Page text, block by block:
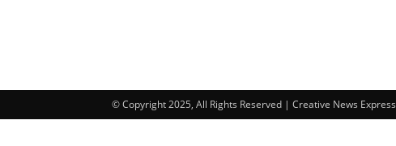
© Copyright 2025, All Rights Reserved | Creative News Express